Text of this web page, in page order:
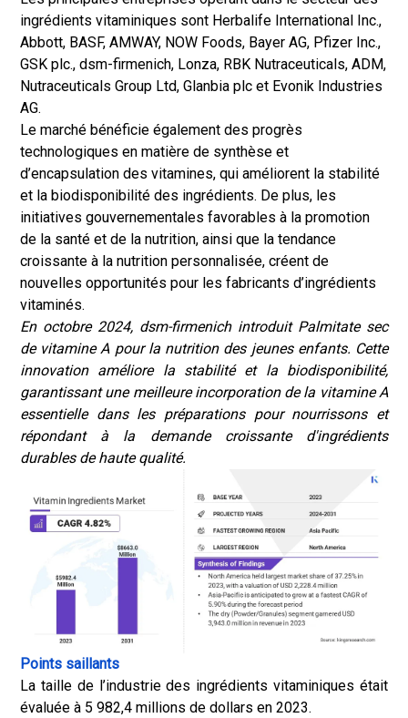
ingrédients vitaminiques sont Herbalife International Inc.,
Abbott, BASF, AMWAY, NOW Foods, Bayer AG, Pfizer Inc.,
GSK plc., dsm-firmenich, Lonza, RBK Nutraceuticals, ADM,
Nutraceuticals Group Ltd, Glanbia plc et Evonik Industries
AG.
Le marché bénéficie également des progrès
technologiques en matière de synthèse et
d’encapsulation des vitamines, qui améliorent la stabilité
et la biodisponibilité des ingrédients. De plus, les
initiatives gouvernementales favorables à la promotion
de la santé et de la nutrition, ainsi que la tendance
croissante à la nutrition personnalisée, créent de
nouvelles opportunités pour les fabricants d’ingrédients
vitaminés.
En octobre 2024, dsm-firmenich introduit Palmitate sec
de vitamine A pour la nutrition des jeunes enfants. Cette
innovation améliore la stabilité et la biodisponibilité,
garantissant une meilleure incorporation de la vitamine A
essentielle dans les préparations pour nourrissons et
répondant à la demande croissante d'ingrédients
durables de haute qualité.
Points saillants
La taille de l’industrie des ingrédients vitaminiques était
évaluée à 5 982,4 millions de dollars en 2023.